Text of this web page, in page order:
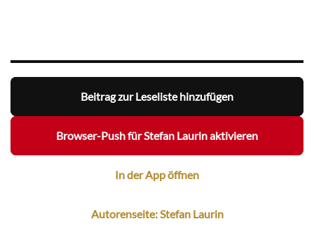
Beitrag zur Leseliste hinzufügen
Browser-Push für Stefan Laurin aktivieren
In der App öffnen
Autorenseite: Stefan Laurin